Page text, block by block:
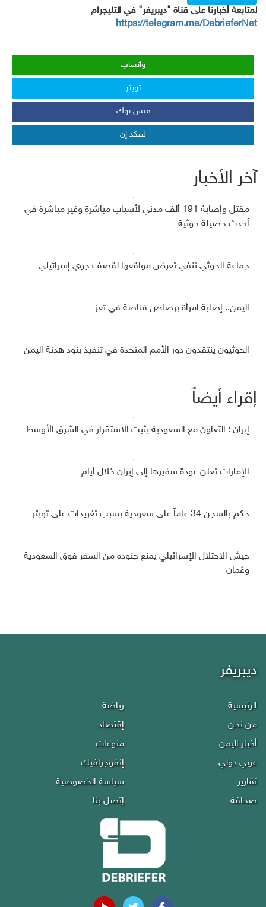
لمتابعة أخبارنا على قناة "ديبريفر" في التليجرام
https://telegram.me/DebrieferNet
واتساب
تويتر
فيس بوك
لينكد إن
آخر الأخبار
مقتل وإصابة 191 ألف مدني لأسباب مباشرة وغير مباشرة في
أحدث حصيلة حوثية
جماعة الحوثي تنفي تعرض مواقعها لقصف جوي إسرائيلي
اليمن.. إصابة امرأة برصاص قناصة في تعز
الحوثيون ينتقدون دور الأمم المتحدة في تنفيذ بنود هدنة اليمن
إقراء أيضاً
إيران : التعاون مع السعودية يثبت الاستقرار في الشرق الأوسط
الإمارات تعلن عودة سفيرها إلى إيران خلال أيام
حكم بالسجن 34 عاماً على سعودية بسبب تغريدات على تويتر
جيش الاحتلال الإسرائيلي يمنع جنوده من السفر فوق السعودية
وعُمان
ديبريفر
الرئيسية
من نحن
أخبار اليمن
عربي دولي
تقارير
صحافة
رياضة
إقتصاد
منوعات
إنفوجرافيك
سياسة الخصوصية
إتصل بنا